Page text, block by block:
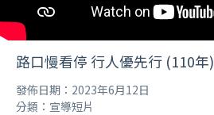
路口慢看停 行人優先行 (110年)
發佈日期：2023年6月12日
分類：宣導短片